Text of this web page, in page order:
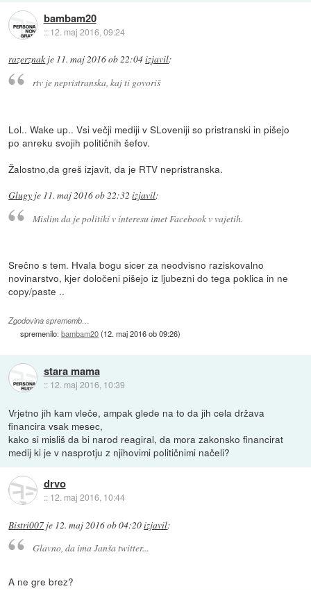
bambam20
:: 12. maj 2016, 09:24
razerznak je 11. maj 2016 ob 22:04izjavil:
rtv je nepristranska, kaj ti govoriš
Lol.. Wake up.. Vsi večji mediji v SLoveniji so pristranski in pišejo
po anreku svojih političnih šefov.
Žalostno,da greš izjavit, da je RTV nepristranska.
Glugy je 11. maj 2016 ob 22:32 izjavil:
Mislim da je politiki v interesu imet Facebook v vajetih.
Srečno s tem. Hvala bogu sicer za neodvisno raziskovalno
novinarstvo, kjer določeni pišejo iz ljubezni do tega poklica in ne
copy/paste ..
Zgodovina sprememb…
spremenilo:bambam20(12. maj 2016 ob 09:26)
stara mama
:: 12. maj 2016, 10:39
Vrjetno jih kam vleče, ampak glede na to da jih cela država
financira vsak mesec,
kako si misliš da bi narod reagiral, da mora zakonsko financirat
medij ki je v nasprotju z njihovimi političnimi načeli?
drvo
:: 12. maj 2016, 10:44
Bistri007 je 12. maj 2016 ob 04:20izjavil:
Glavno, da ima Janša twitter...
A ne gre brez?